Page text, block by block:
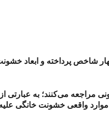
شاخص پرداخته و ابعاد
مراجعه می‌کنند؛ به عبارتی
واقعی خشونت خانگی علیه